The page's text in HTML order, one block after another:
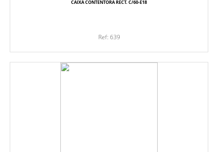
CAIXA CONTENTORA RECT. C/60-E18
Ref: 639